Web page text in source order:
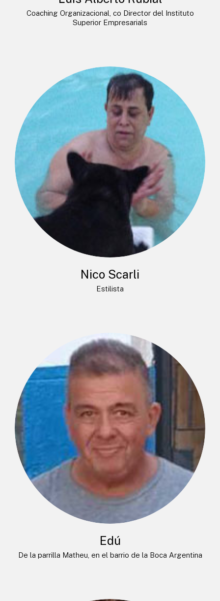
Coaching Organizacional, co Director del Instituto
Superior Empresarials
Nico Scarli
Estilista
Edú
De la parrilla Matheu, en el barrio de la Boca Argentina